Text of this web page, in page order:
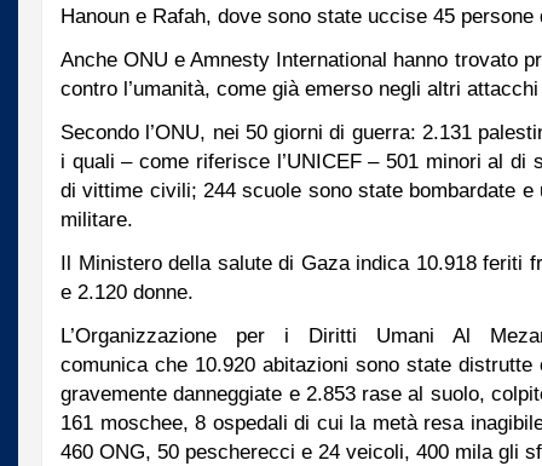
Hanoun e Rafah, dove sono state uccise 45
Anche ONU e Amnesty International hanno trovato
contro l’umanità, come già emerso negli altri
Secondo l’ONU, nei 50 giorni di guerra: 2.131
i quali – come riferisce l’UNICEF – 501 minori al di
di vittime civili; 244 scuole sono state bombardate
militare.
Il Ministero della salute di Gaza indica 10.918 feriti
e 2.120 donne.
L’Organizzazione per i Diritti Umani Al
comunica che 10.920 abitazioni sono state distrutte
gravemente danneggiate e 2.853 rase al suolo,
161 moschee, 8 ospedali di cui la metà resa
460 ONG, 50 pescherecci e 24 veicoli, 400 mila gli